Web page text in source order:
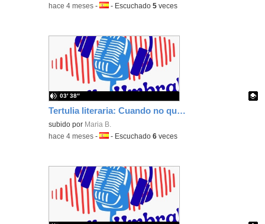
-hace 4 meses -Idioma:
- Escuchado5 veces
Tertulia literaria: Cuando no queden más estrellas que contar.
Contenido educativo.
subido por Maria B.
03′ 38″
-hace 4 meses -Idioma:
- Escuchado6 veces